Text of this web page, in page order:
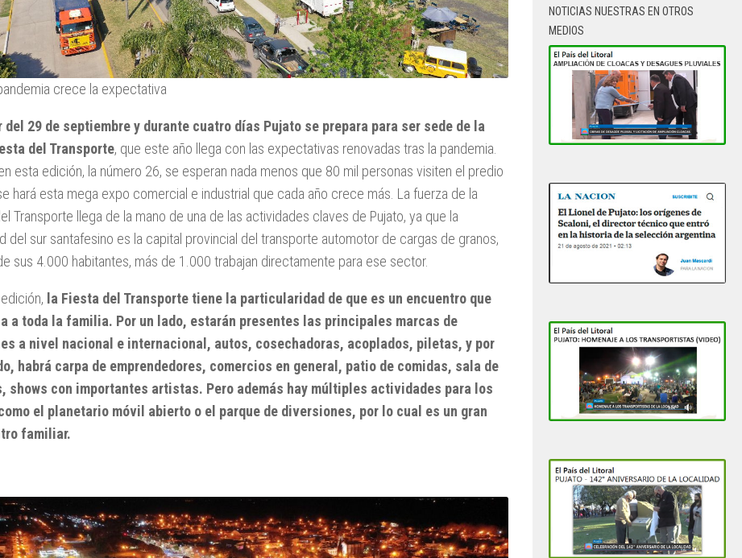
crece la expectativa
del 29 de septiembre y durante cuatro días Pujato se prepara para ser sede de la
del Transporte, que este año llega con las expectativas renovadas tras la pandemia.
esta edición, la número 26, se esperan nada menos que 80 mil personas visiten el predio
hará esta mega expo comercial e industrial que cada año crece más. La fuerza de la
Transporte llega de la mano de una de las actividades claves de Pujato, ya que la
del sur santafesino es la capital provincial del transporte automotor de cargas de granos,
sus 4.000 habitantes, más de 1.000 trabajan directamente para ese sector.
la Fiesta del Transporte tiene la particularidad de que es un encuentro que
a toda la familia. Por un lado, estarán presentes las principales marcas de
a nivel nacional e internacional, autos, cosechadoras, acoplados, piletas, y por
habrá carpa de emprendedores, comercios en general, patio de comidas, sala de
shows con importantes artistas. Pero además hay múltiples actividades para los
el planetario móvil abierto o el parque de diversiones, por lo cual es un gran
familiar.
NOTICIAS NUESTRAS EN OTROS
MEDIOS